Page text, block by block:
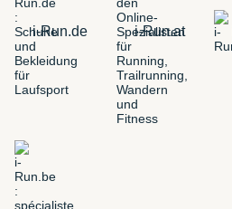
i-Run.de i-Run.at